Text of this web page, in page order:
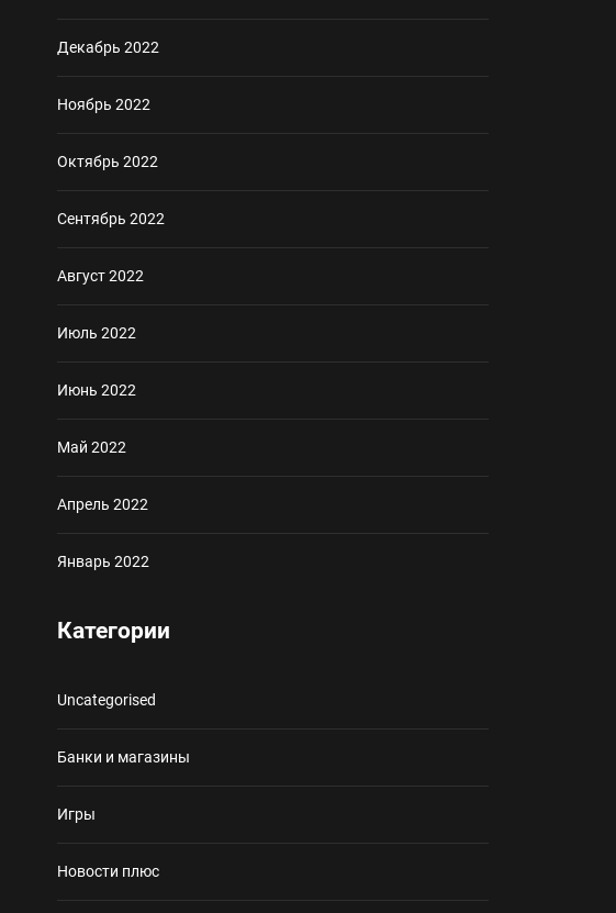
Декабрь 2022
Ноябрь 2022
Октябрь 2022
Сентябрь 2022
Август 2022
Июль 2022
Июнь 2022
Май 2022
Апрель 2022
Январь 2022
Категории
Uncategorised
Банки и магазины
Игры
Новости плюс